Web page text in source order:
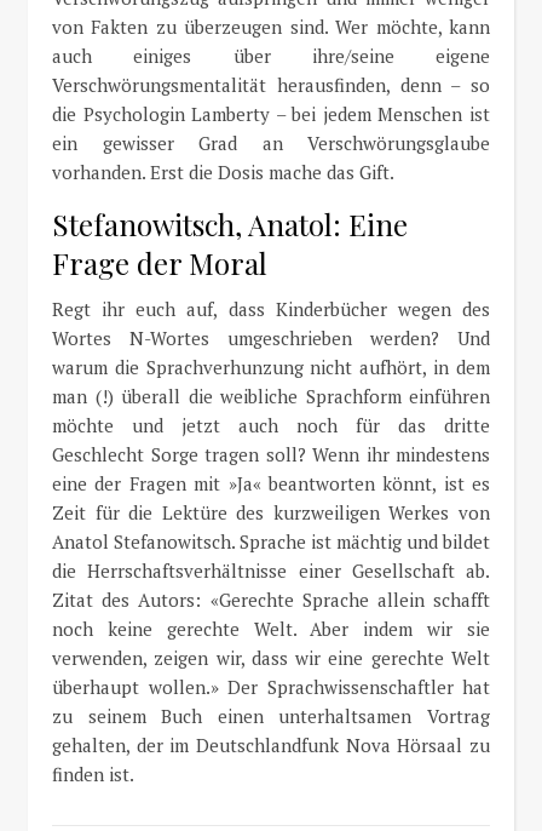
von Fakten zu überzeugen sind. Wer möchte, kann
auch einiges über ihre/seine eigene
Verschwörungsmentalität herausfinden, denn – so
die Psychologin Lamberty – bei jedem Menschen ist
ein gewisser Grad an Verschwörungsglaube
vorhanden. Erst die Dosis mache das Gift.
Stefanowitsch, Anatol: Eine
Frage der Moral
Regt ihr euch auf, dass Kinderbücher wegen des
Wortes N-Wortes umgeschrieben werden? Und
warum die Sprachverhunzung nicht aufhört, in dem
man (!) überall die weibliche Sprachform einführen
möchte und jetzt auch noch für das dritte
Geschlecht Sorge tragen soll? Wenn ihr mindestens
eine der Fragen mit »Ja« beantworten könnt, ist es
Zeit für die Lektüre des kurzweiligen Werkes von
Anatol Stefanowitsch. Sprache ist mächtig und bildet
die Herrschaftsverhältnisse einer Gesellschaft ab.
Zitat des Autors: «Gerechte Sprache allein schafft
noch keine gerechte Welt. Aber indem wir sie
verwenden, zeigen wir, dass wir eine gerechte Welt
überhaupt wollen.» Der Sprachwissenschaftler hat
zu seinem Buch einen unterhaltsamen Vortrag
gehalten, der im Deutschlandfunk Nova Hörsaal zu
finden ist.